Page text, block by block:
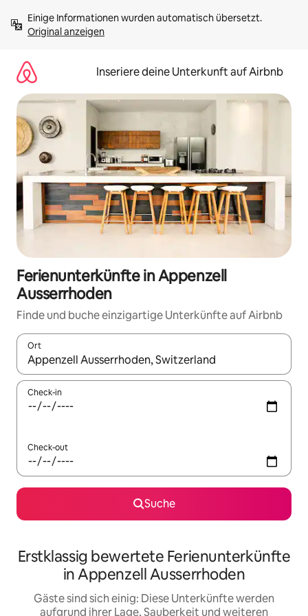
Inhalten
springenOriginal anzeigen
Inseriere deine Unterkunft auf Airbnb
Ferienunterkünfte in Appenzell
Ausserrhoden
Finde und buche einzigartige Unterkünfte auf Airbnb
Ort
Wenn Ergebnisse verfügbar sind, navigiere mit den
Check-in
Check-out
Suche
Erstklassig bewertete Ferienunterkünfte
in Appenzell Ausserrhoden
Gäste sind sich einig: Diese Unterkünfte werden
aufgrund ihrer Lage, Sauberkeit und weiteren